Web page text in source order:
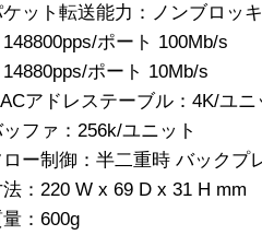
ット転送能力：ノンブロッ
ポート 100Mb/s
ポート 10Mb/s
アドレステーブル：4K/ユニ
ファ：256k/ユニット
ロー制御：半二重時 バックプ
：220 W x 69 D x 31 H mm
：600g